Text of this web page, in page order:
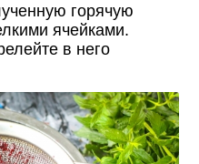
горячую
ячейками.
в него